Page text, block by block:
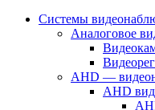
Системы
Аналоговое
AHD —
AHD